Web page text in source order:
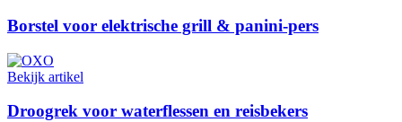
Borstel voor elektrische grill & panini-pers
Bekijk artikel
Droogrek voor waterflessen en reisbekers